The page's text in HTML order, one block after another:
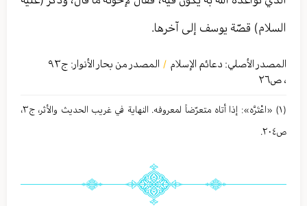
السلام) قصّة يوسف إلى آخرها.
المصدر الأصلي: دعائم الإسلام / المصدر من بحار الأنوار: ج٩٣
، ص٢٦
(١) «اعْتَرَّه»: إذا أتاه متعرّضاً لمعروفه. النهاية في غريب الحديث والأثر، ج٣،
ص٢٠٤.